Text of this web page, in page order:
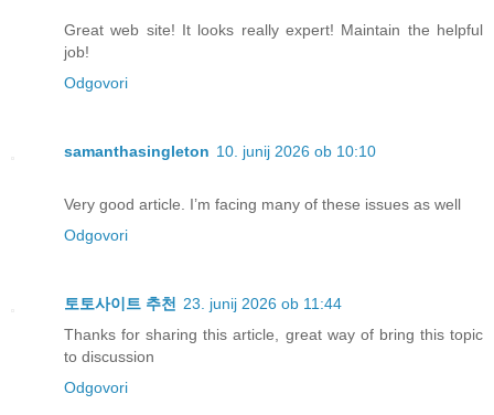
Great web site! It looks really expert! Maintain the helpful
job!
Odgovori
samanthasingleton 10. junij 2026 ob 10:10
Very good article. I’m facing many of these issues as well
Odgovori
토토사이트 추천
23. junij 2026 ob 11:44
Thanks for sharing this article, great way of bring this topic
to discussion
Odgovori